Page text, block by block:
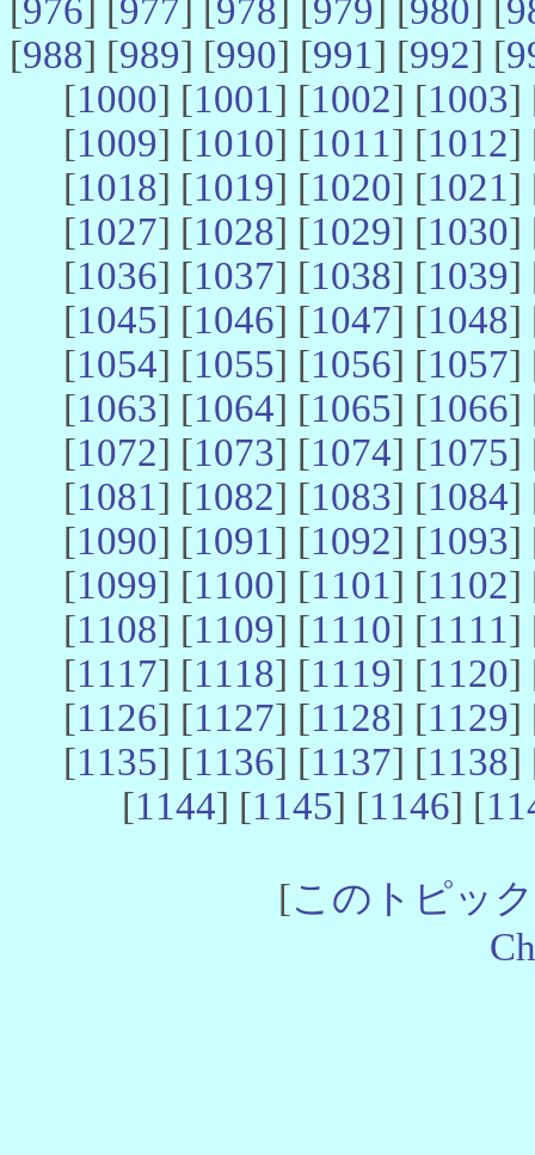
[976] [977] [978] [979] [980] [
[988] [989] [990] [991] [992] [
[1000] [1001] [1002] [1003]
[1009] [1010] [1011] [1012]
[1018] [1019] [1020] [1021]
[1027] [1028] [1029] [1030]
[1036] [1037] [1038] [1039]
[1045] [1046] [1047] [1048]
[1054] [1055] [1056] [1057]
[1063] [1064] [1065] [1066]
[1072] [1073] [1074] [1075]
[1081] [1082] [1083] [1084]
[1090] [1091] [1092] [1093]
[1099] [1100] [1101] [1102]
[1108] [1109] [1110] [1111]
[1117] [1118] [1119] [1120]
[1126] [1127] [1128] [1129]
[1135] [1136] [1137] [1138]
[1144] [1145] [1146] [
[このトピッ